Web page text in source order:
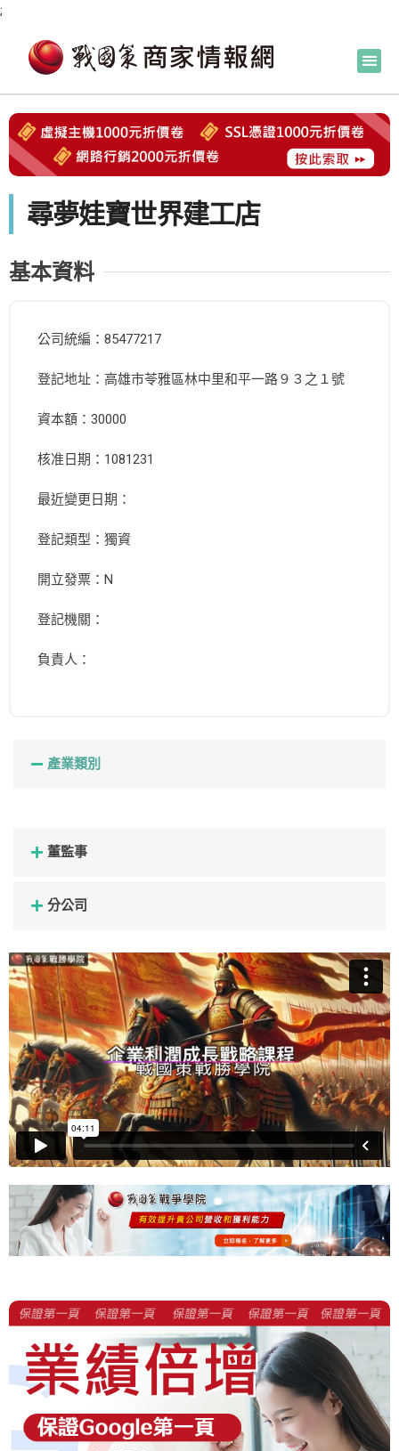
;
尋夢娃寶世界建工店
基本資料
公司統編：85477217
登記地址：高雄市苓雅區林中里和平一路９３之１號
資本額：30000
核准日期：1081231
最近變更日期：
登記類型：獨資
開立發票：N
登記機關：
負責人：
產業類別
董監事
分公司